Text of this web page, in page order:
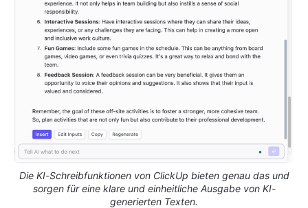
Die KI-Schreibfunktionen von ClickUp bieten genau das und
sorgen für eine klare und einheitliche Ausgabe von KI-
generierten Texten.